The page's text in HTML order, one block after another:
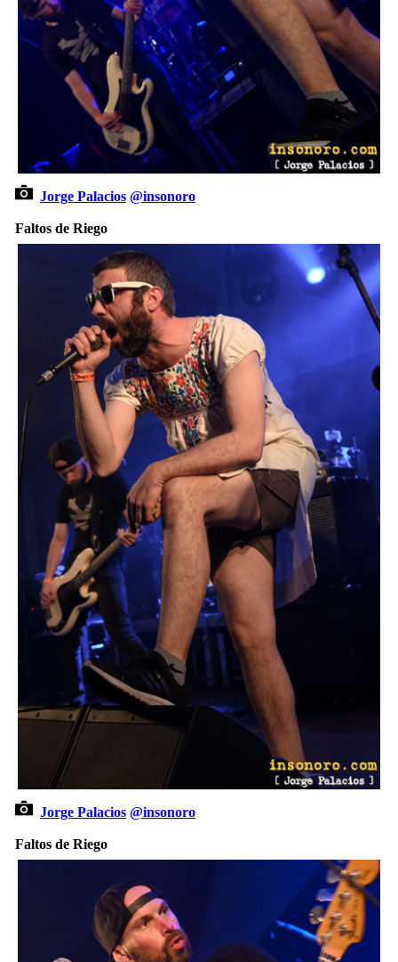
Jorge Palacios @insonoro
Faltos de Riego
Jorge Palacios @insonoro
Faltos de Riego